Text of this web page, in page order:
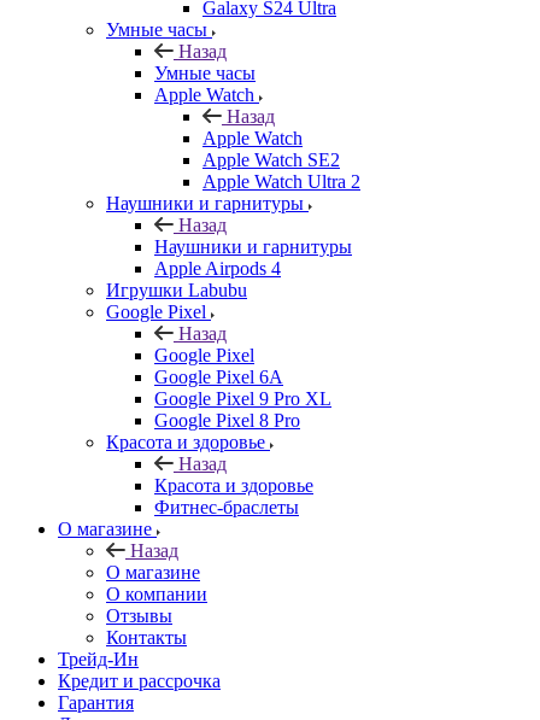
Galaxy S24 Ultra
Умные часы
Назад
Умные часы
Apple Watch
Назад
Apple Watch
Apple Watch SE2
Apple Watch Ultra 2
Наушники и гарнитуры
Назад
Наушники и гарнитуры
Apple Airpods 4
Игрушки Labubu
Google Pixel
Назад
Google Pixel
Google Pixel 6A
Google Pixel 9 Pro XL
Google Pixel 8 Pro
Красота и здоровье
Назад
Красота и здоровье
Фитнес-браслеты
О магазине
Назад
О магазине
О компании
Отзывы
Контакты
Трейд-Ин
Кредит и рассрочка
Гарантия